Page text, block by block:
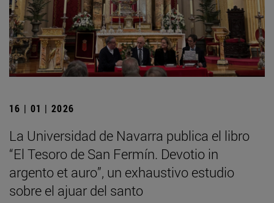
16 | 01 | 2026
La Universidad de Navarra publica el libro
“El Tesoro de San Fermín. Devotio in
argento et auro”, un exhaustivo estudio
sobre el ajuar del santo